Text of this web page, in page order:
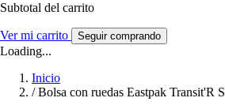
Subtotal del carrito
Ver mi carrito Seguir comprando
Loading...
Inicio
/ Bolsa con ruedas Eastpak Transit'R S